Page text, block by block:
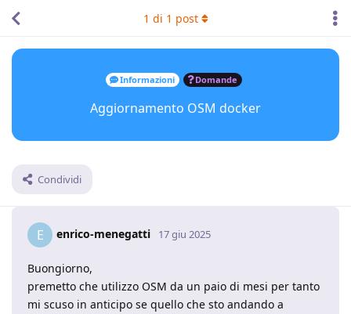
Informazioni Domande
Aggiornamento OSM docker
Condividi
1 di 1 post
E enrico-menegatti 17 giu 2025
Buongiorno,
premetto che utilizzo OSM da un paio di mesi per tanto
mi scuso in anticipo se quello che sto andando a